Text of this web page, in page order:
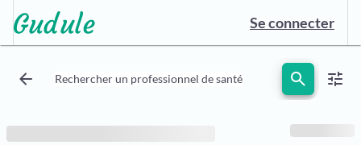
Se connecter
arrow_back Rechercher un professionnel de santé search tune